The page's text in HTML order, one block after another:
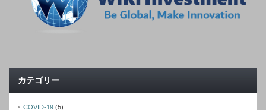
カテゴリー
COVID-19 (5)